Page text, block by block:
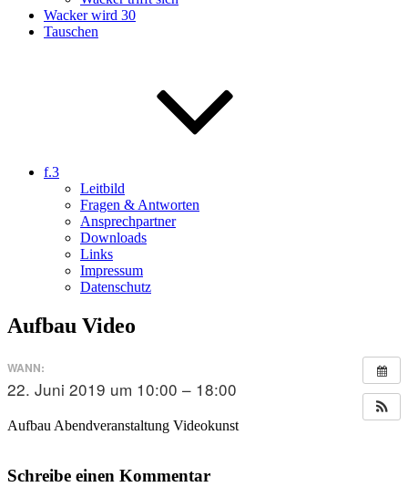
Wacker wird 30
Tauschen
f.3
Leitbild
Fragen & Antworten
Ansprechpartner
Downloads
Links
Impressum
Datenschutz
Aufbau Video
WANN:
22. Juni 2019 um 10:00 – 18:00
Aufbau Abendveranstaltung Videokunst
Schreibe einen Kommentar